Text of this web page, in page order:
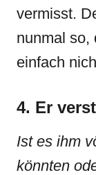
vermisst.
nunmal so,
einfach
4. Er
Ist es ihm
könnten